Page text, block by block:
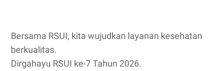
Bersama RSUI, kita wujudkan layanan kesehatan
berkualitas.
Dirgahayu RSUI ke-7 Tahun 2026.